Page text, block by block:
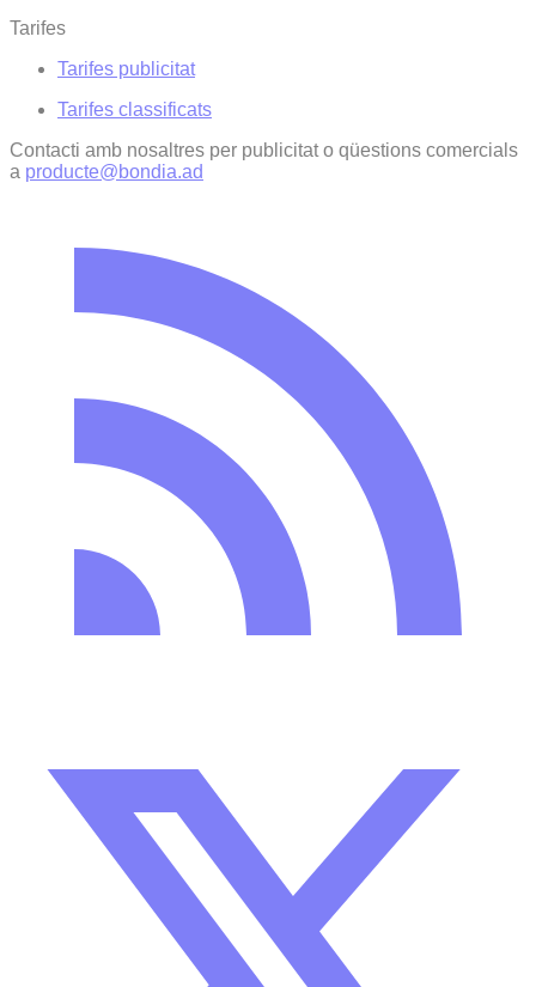
Tarifes
Tarifes publicitat
Tarifes classificats
Contacti amb nosaltres per publicitat o qüestions comercials
a producte@bondia.ad